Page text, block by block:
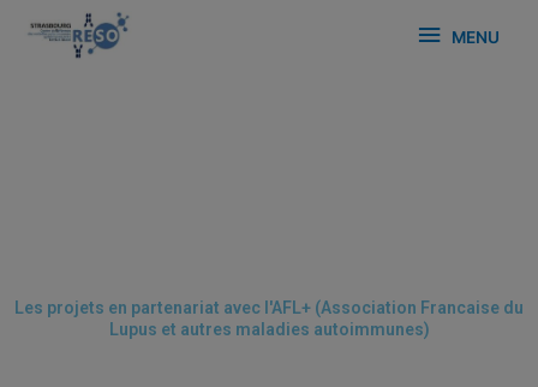
MENU
Les projets en partenariat avec l'AFL+ (Association Francaise du
Lupus et autres maladies autoimmunes)